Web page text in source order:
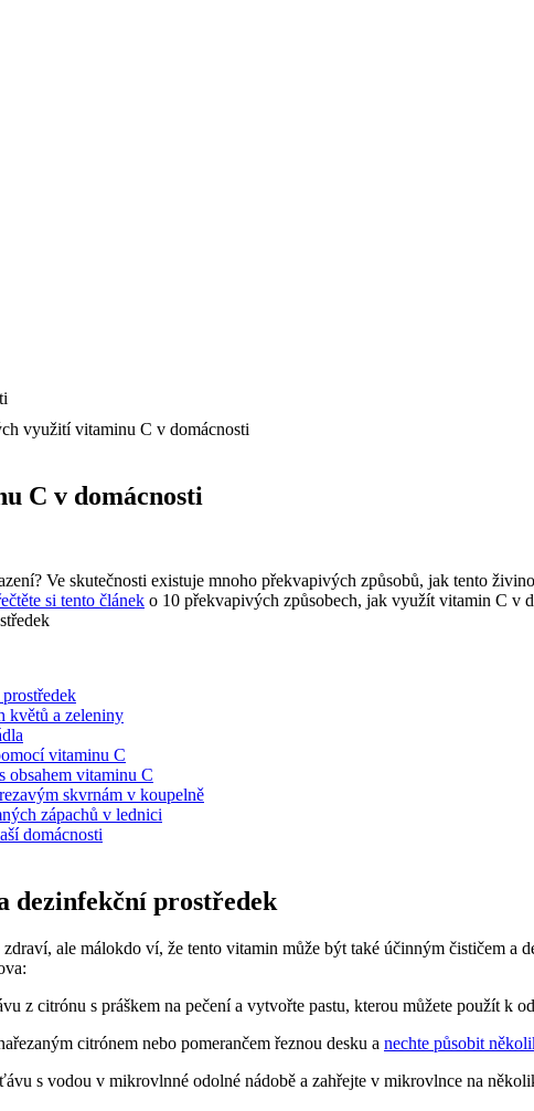
využití vitaminu C v domácnosti
C v domácnosti
Ve skutečnosti existuje mnoho překvapivých způsobů, jak tento
si tento článek o 10 překvapivých způsobech, jak využít vitamin C v
květů a zeleniny
vitaminu C
obsahem vitaminu C
skvrnám v koupelně
zápachů v lednici
domácnosti
dezinfekční prostředek
ale málokdo ví, že tento vitamin může být také účinným čističem a
z citrónu s práškem na pečení a vytvořte pastu, kterou můžete použít k
citrónem nebo pomerančem řeznou desku a nechte působit
s vodou v mikrovlnné odolné nádobě a zahřejte v mikrovlnce na